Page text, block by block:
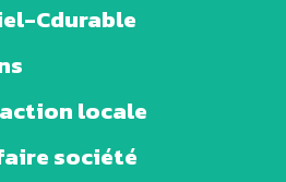
Cdurable
locale
société